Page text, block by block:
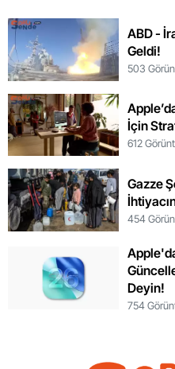
ABD -
Geldi!
503
İçin
612
Gazze
454
Deyin!
754